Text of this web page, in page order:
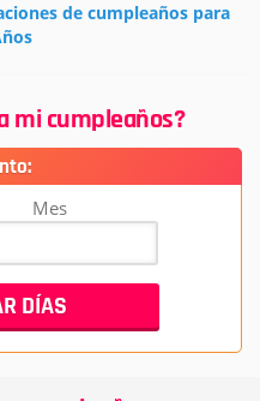
de cumpleaños para
mi cumpleaños?
Mes